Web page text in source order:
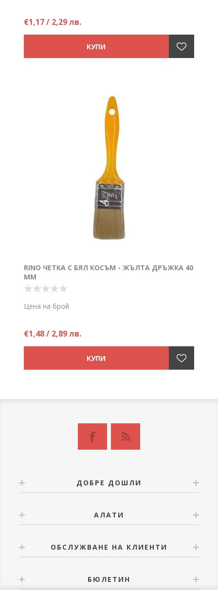
€1,17 / 2,29 лв.
RINO ЧЕТКА С БЯЛ КОСЪМ - ЖЪЛТА ДРЪЖКА 40
ММ
Цена на брой
€1,48 / 2,89 лв.
ДОБРЕ ДОШЛИ
АЛАТИ
ОБСЛУЖВАНЕ НА КЛИЕНТИ
БЮЛЕТИН